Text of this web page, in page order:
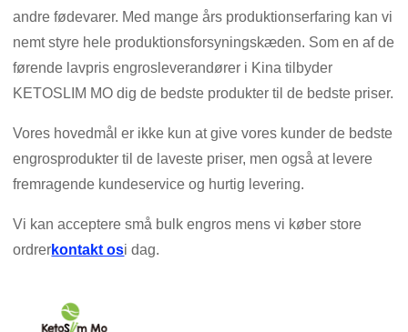
andre fødevarer. Med mange års produktionserfaring kan vi
nemt styre hele produktionsforsyningskæden. Som en af ​​de
førende lavpris engrosleverandører i Kina tilbyder
KETOSLIM MO dig de bedste produkter til de bedste priser.
Vores hovedmål er ikke kun at give vores kunder de bedste
engrosprodukter til de laveste priser, men også at levere
fremragende kundeservice og hurtig levering.
Vi kan acceptere små bulk engros mens vi køber store
ordrerkontakt osi dag.